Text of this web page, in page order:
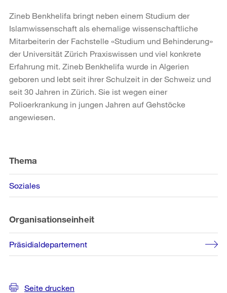
Zineb Benkhelifa bringt neben einem Studium der
Islamwissenschaft als ehemalige wissenschaftliche
Mitarbeiterin der Fachstelle «Studium und Behinderung»
der Universität Zürich Praxiswissen und viel konkrete
Erfahrung mit. Zineb Benkhelifa wurde in Algerien
geboren und lebt seit ihrer Schulzeit in der Schweiz und
seit 30 Jahren in Zürich. Sie ist wegen einer
Polioerkrankung in jungen Jahren auf Gehstöcke
angewiesen.
Informationen
Thema
Soziales
Organisationseinheit
Präsidialdepartement
Seite drucken